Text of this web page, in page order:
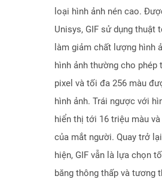
loại hình ảnh nén cao.
Unisys, GIF sử dụng thuật
làm giảm chất lượng hình
hình ảnh thường cho
pixel và tối đa 256 màu
hình ảnh. Trái ngược với
hiển thị tới 16 triệu màu
của mắt người. Quay trở
hiện, GIF vẫn là lựa chọn
băng thông thấp và tương